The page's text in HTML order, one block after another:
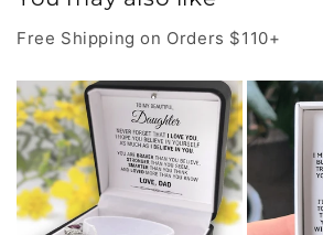
Free Shipping on Orders $110+